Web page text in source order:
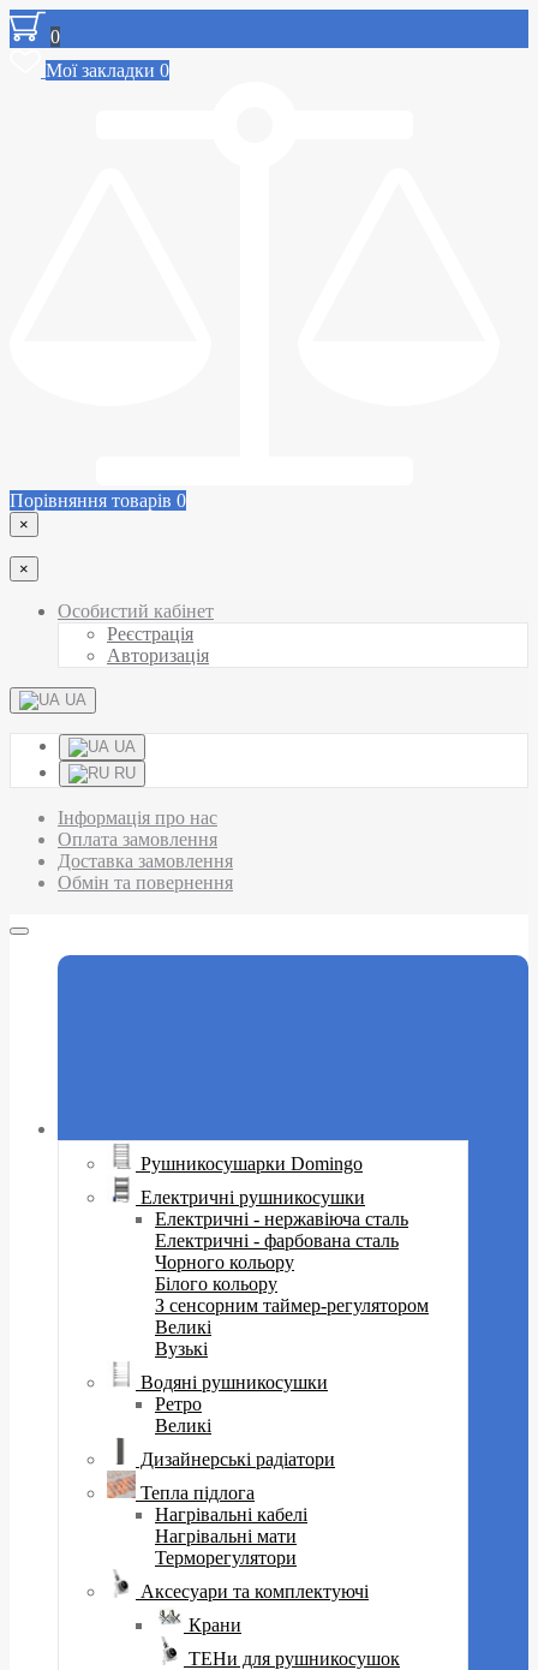
0
Мої закладки 0
Порівняння товарів 0
×
×
Особистий кабінет
Реєстрація
Авторизація
UA
UA
RU
Інформація про нас
Оплата замовлення
Доставка замовлення
Обмін та повернення
Рушникосушарки Domingo
Електричні рушникосушки
Електричні - нержавіюча сталь
Електричні - фарбована сталь
Чорного кольору
Білого кольору
З сенсорним таймер-регулятором
Великі
Вузькі
Водяні рушникосушки
Ретро
Великі
Дизайнерські радіатори
Тепла підлога
Нагрівальні кабелі
Нагрівальні мати
Терморегулятори
Аксесуари та комплектуючі
Крани
ТЕНи для рушникосушок